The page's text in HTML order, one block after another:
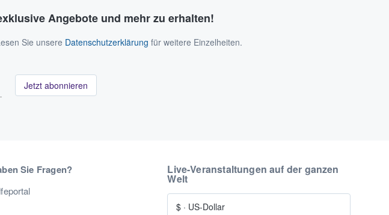
Angebote und mehr zu erhalten!
Sie unsere Datenschutzerklärung für weitere Einzelheiten.
Jetzt abonnieren
Sie Fragen? Live-Veranstaltungen auf der ganzen
Welt
$ · US-Dollar